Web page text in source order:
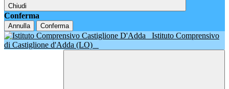
Chiudi
Conferma
Annulla Conferma
Istituto Comprensivo
di Castiglione d'Adda (LO)